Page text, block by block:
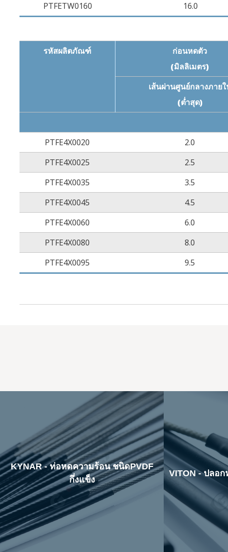
PTFETW0160
16.0
รหัสผลิตภัณฑ์
ก่อนหดตัว
(มิลลิเมตร)
เส้นผ่านศูนย์กลางภาย
(ต่ำสุด)
PTFE4X0020
2.0
PTFE4X0025
2.5
PTFE4X0035
3.5
PTFE4X0045
4.5
PTFE4X0060
6.0
PTFE4X0080
8.0
PTFE4X0095
9.5
KYNAR - ท่อหดความร้อน ชนิดPVDF
กึ่งแข็ง
VITON - ปลอ